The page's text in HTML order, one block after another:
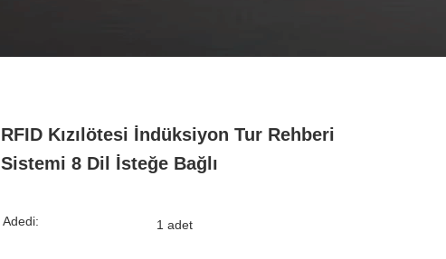
RFID Kızılötesi İndüksiyon Tur Rehberi
Sistemi 8 Dil İsteğe Bağlı
Adedi: 1 adet